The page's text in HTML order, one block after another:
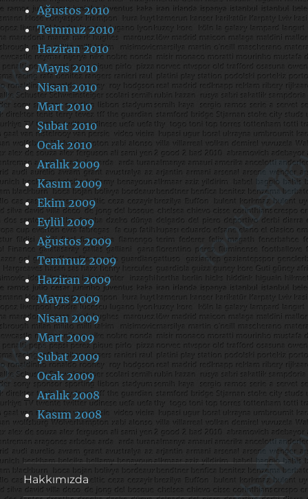
Ağustos 2010
Temmuz 2010
Haziran 2010
Mayıs 2010
Nisan 2010
Mart 2010
Şubat 2010
Ocak 2010
Aralık 2009
Kasım 2009
Ekim 2009
Eylül 2009
Ağustos 2009
Temmuz 2009
Haziran 2009
Mayıs 2009
Nisan 2009
Mart 2009
Şubat 2009
Ocak 2009
Aralık 2008
Kasım 2008
Hakkımızda